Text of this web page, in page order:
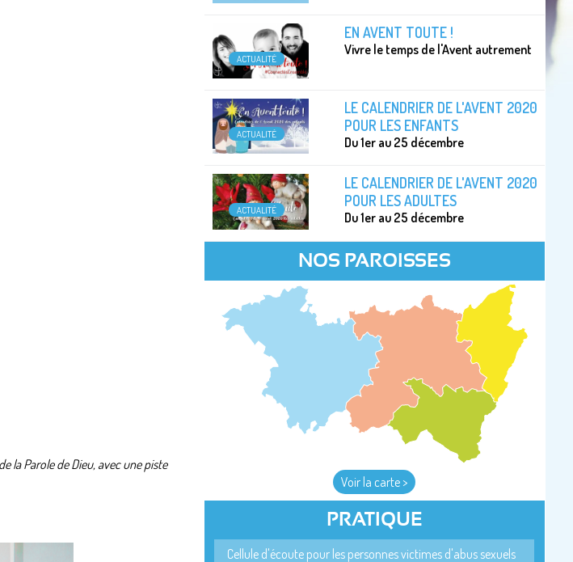
la Parole de Dieu, avec une piste
ACTUALITÉ
EN AVENT TOUTE !
Vivre le temps de l'Avent autrement
ACTUALITÉ
LE CALENDRIER DE L'AVENT 2020
POUR LES ENFANTS
Du 1er au 25 décembre
ACTUALITÉ
LE CALENDRIER DE L'AVENT 2020
POUR LES ADULTES
Du 1er au 25 décembre
NOS PAROISSES
Voir la carte >
PRATIQUE
Cellule d'écoute pour les personnes victimes d'abus sexuels